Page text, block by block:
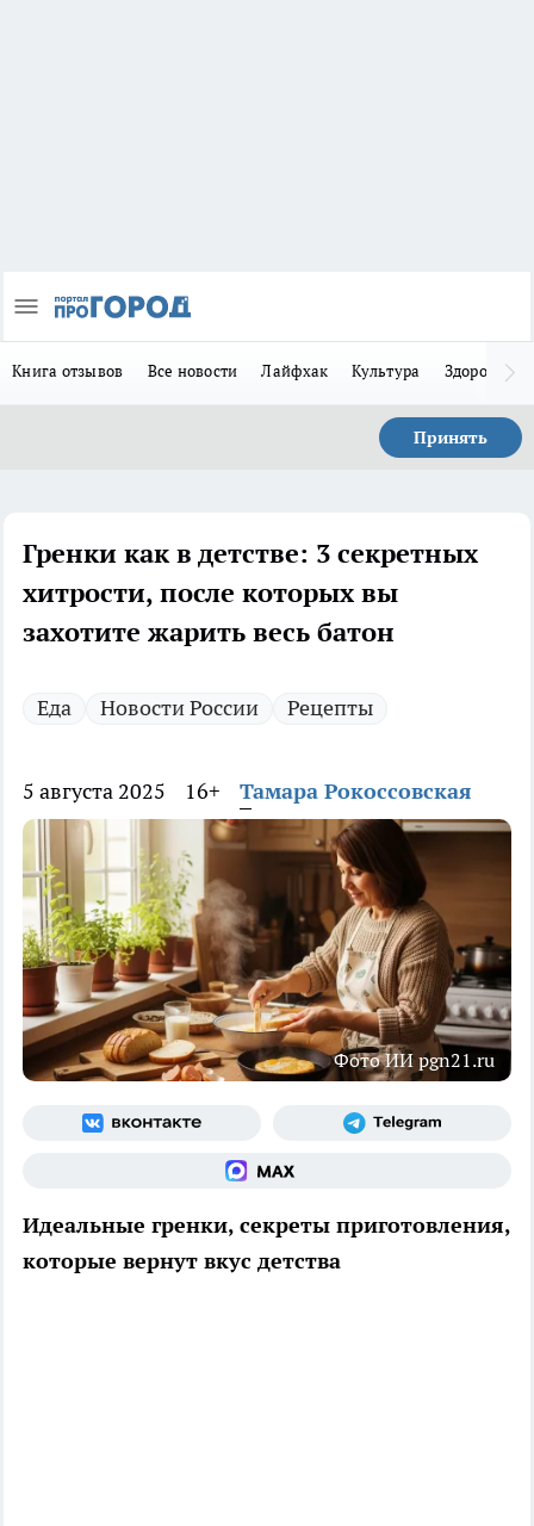
Книга отзывов Все новости Лайфхак Культура Здоровье
Принять
Гренки как в детстве: 3 секретных
хитрости, после которых вы
захотите жарить весь батон
Еда Новости России Рецепты
5 августа 2025 16+ Тамара Рокоссовская
Фото ИИ pgn21.ru
Идеальные гренки, секреты приготовления,
которые вернут вкус детства